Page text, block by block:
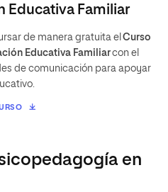
Educativa Familiar
de manera gratuita el Curso
Educativa Familiarcon el
de comunicación para apoyar
en